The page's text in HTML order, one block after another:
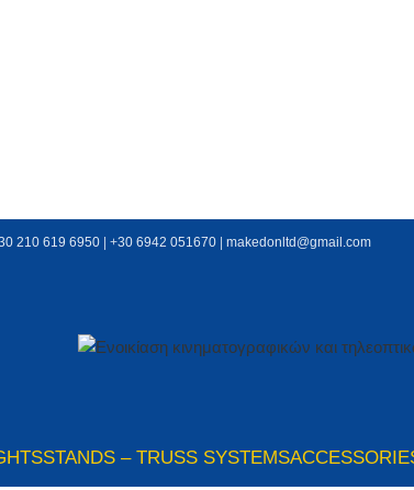
210 619 6950 | +30 6942 051670 makedonltd@gmail.com
STANDS – TRUSS SYSTEMS